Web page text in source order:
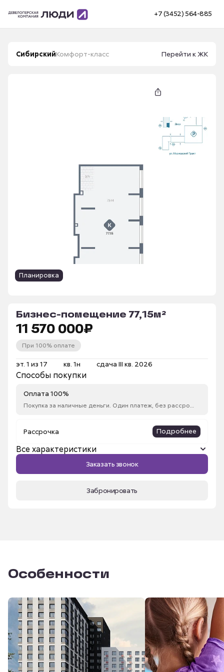
+7 (3452) 564-885
Планировка
СибирскийКомфорт-класс Перейти к ЖК
Бизнес-помещение 77,15м²
11 570 000₽
При 100% оплате
эт. 1 из 17 кв. 1н сдача III кв. 2026
Способы покупки
Оплата 100%
Покупка за наличные деньги. Один платеж, без рассрочки
Рассрочка Подробнее
Все характеристики
Площадь, м² 77.15 м²
Заказать звонок
Забронировать
Особенности